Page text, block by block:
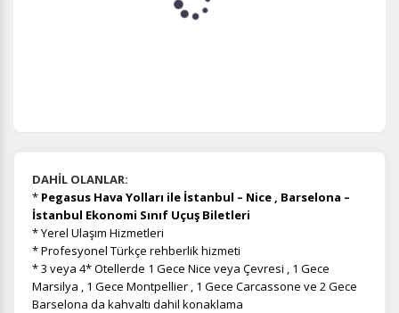
DAHİL OLANLAR:
* Pegasus Hava Yolları ile İstanbul – Nice , Barselona –
İstanbul Ekonomi Sınıf Uçuş Biletleri
* Yerel Ulaşım Hizmetleri
* Profesyonel Türkçe rehberlik hizmeti
* 3 veya 4* Otellerde 1 Gece Nice veya Çevresi , 1 Gece
Marsilya , 1 Gece Montpellier , 1 Gece Carcassone ve 2 Gece
Barselona da kahvaltı dahil konaklama